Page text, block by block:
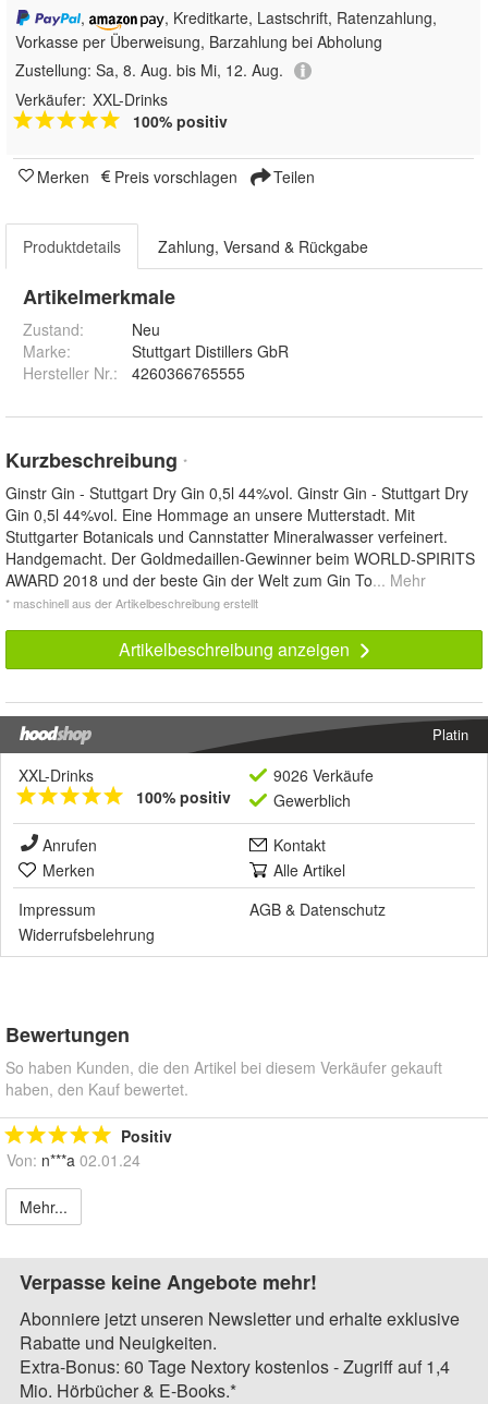
,
, Kreditkarte, Lastschrift, Ratenzahlung,
Vorkasse per Überweisung, Barzahlung bei Abholung
Zustellung: Sa, 8. Aug. bis Mi, 12. Aug.
Verkäufer: XXL-Drinks
100% positiv
Merken Preis vorschlagen Teilen
Produktdetails Zahlung, Versand & Rückgabe
Artikelmerkmale
Zustand:
Neu
Marke:
Stuttgart Distillers GbR
Hersteller Nr.:
4260366765555
Kurzbeschreibung *
Ginstr Gin - Stuttgart Dry Gin 0,5l 44%vol. Ginstr Gin - Stuttgart Dry
Gin 0,5l 44%vol. Eine Hommage an unsere Mutterstadt. Mit
Stuttgarter Botanicals und Cannstatter Mineralwasser verfeinert.
Handgemacht. Der Goldmedaillen-Gewinner beim WORLD-SPIRITS
AWARD 2018 und der beste Gin der Welt zum Gin To... Mehr
* maschinell aus der Artikelbeschreibung erstellt
Artikelbeschreibung anzeigen
Platin
XXL-Drinks
100% positiv
9026 Verkäufe
Gewerblich
Anrufen
Kontakt
Merken
Alle Artikel
Impressum
AGB & Datenschutz
Widerrufsbelehrung
Bewertungen
So haben Kunden, die den Artikel bei diesem Verkäufer gekauft
haben, den Kauf bewertet.
Positiv
Von: n***a 02.01.24
Mehr...
Verpasse keine Angebote mehr!
Abonniere jetzt unseren Newsletter und erhalte exklusive
Rabatte und Neuigkeiten.
Extra-Bonus: 60 Tage Nextory kostenlos - Zugriff auf 1,4
Mio. Hörbücher & E-Books.*